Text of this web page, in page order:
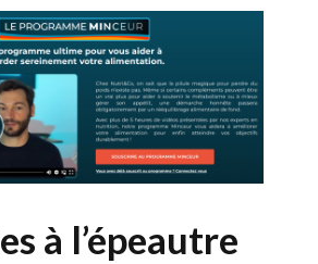
à l’épeautre